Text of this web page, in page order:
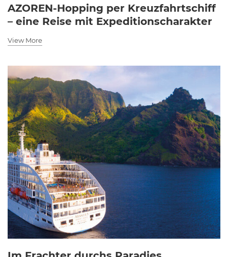
AZOREN-Hopping per Kreuzfahrtschiff
– eine Reise mit Expeditionscharakter
View More